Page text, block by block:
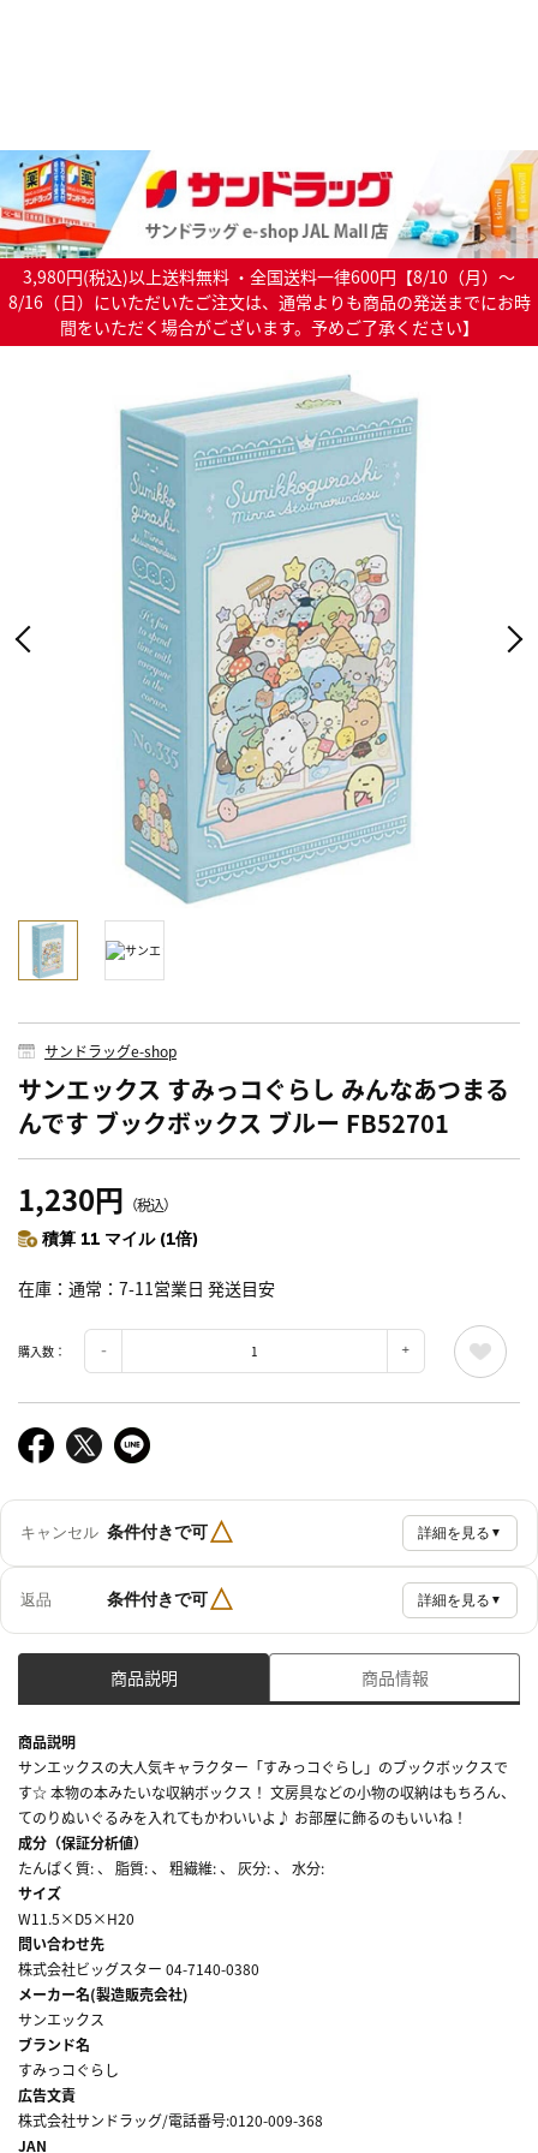
3,980円(税込)以上送料無料 ・全国送料一律600円【8/10（月）～
8/16（日）にいただいたご注文は、通常よりも商品の発送までにお時
間をいただく場合がございます。予めご了承ください】
サンドラッグe-shop
サンエックス すみっコぐらし みんなあつまる
んです ブックボックス ブルー FB52701
1,230円 （税込）
積算 11 マイル (1倍)
在庫 通常：7-11営業日 発送目安
購入数：
キャンセル 条件付きで可△ 詳細を見る ▼
返品 条件付きで可△ 詳細を見る ▼
商品説明 商品情報
商品説明
サンエックスの大人気キャラクター「すみっコぐらし」のブックボックスで
す☆ 本物の本みたいな収納ボックス！ 文房具などの小物の収納はもちろん、
てのりぬいぐるみを入れてもかわいいよ♪ お部屋に飾るのもいいね！
成分（保証分析値）
たんぱく質: 、 脂質: 、 粗繊維: 、 灰分: 、 水分:
サイズ
W11.5×D5×H20
問い合わせ先
株式会社ビッグスター 04-7140-0380
メーカー名(製造販売会社)
サンエックス
ブランド名
すみっコぐらし
広告文責
株式会社サンドラッグ/電話番号:0120-009-368
JAN